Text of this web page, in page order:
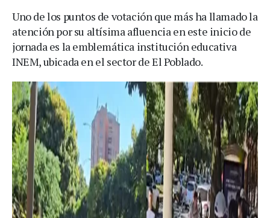
Uno de los puntos de votación que más ha llamado la
atención por su altísima afluencia en este inicio de
jornada es la emblemática institución educativa
INEM, ubicada en el sector de El Poblado.